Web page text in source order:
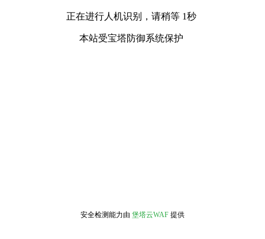
正在进行人机识别，请稍等 1秒
本站受宝塔防御系统保护
安全检测能力由 堡塔云WAF 提供